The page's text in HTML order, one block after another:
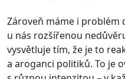
Zároveň máme i problém
u nás rozšířenou
vysvětluje tím, že je to
a aroganci politiků. To je